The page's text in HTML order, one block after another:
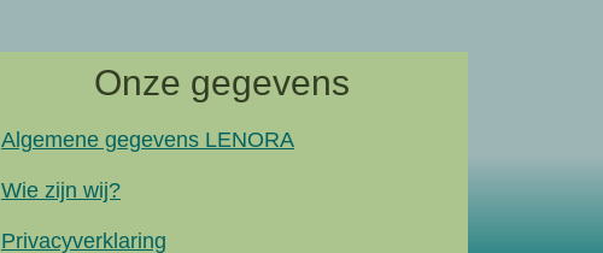
Onze gegevens
Algemene gegevens LENORA
Wie zijn wij?
Privacyverklaring